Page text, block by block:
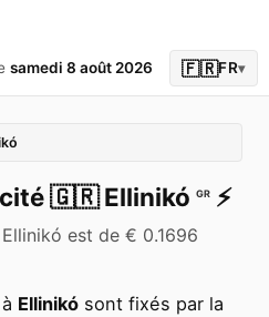
samedi 8 août 2026 🇫🇷FR▾
🇬🇷 Ellinikó GR ⚡️
est de € 0.1696
Ellinikó sont fixés par la